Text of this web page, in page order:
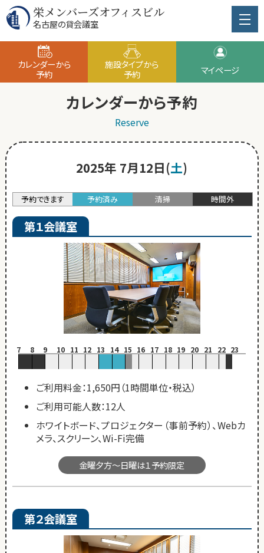
栄メンバーズオフィスビル
名古屋の貸会議室
カレンダーから
予約
施設タイプから
予約
マイページ
カレンダーから予約
Reserve
2025年 7月12日(土)
予約できます 予約済み 清掃 時間外
第１会議室
7 8 9 10 11 12 13 14 15 16 17 18 19 20 21 22 23
ご利用料金：1,650円（1時間単位・税込）
ご利用可能人数：12人
ホワイトボード、プロジェクター（事前予約）、Webカ
メラ、スクリーン、Wi-Fi完備
金曜夕方～日曜は１予約限定
第２会議室